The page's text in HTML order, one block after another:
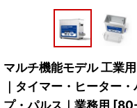
マルチ機能モデル 工業
｜タイマー・ヒーター
プ・パルス｜業務用 [